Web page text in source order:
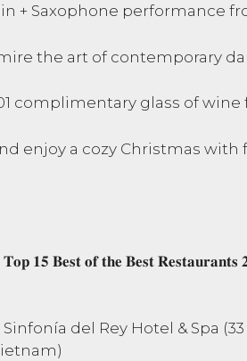
+ Saxophone performance
the art of contemporary
complimentary glass of
enjoy a cozy Christmas with
𝟏𝟓 𝐁𝐞𝐬𝐭 𝐨𝐟 𝐭𝐡𝐞 𝐁𝐞𝐬𝐭
Sinfonía del Rey Hotel & Spa